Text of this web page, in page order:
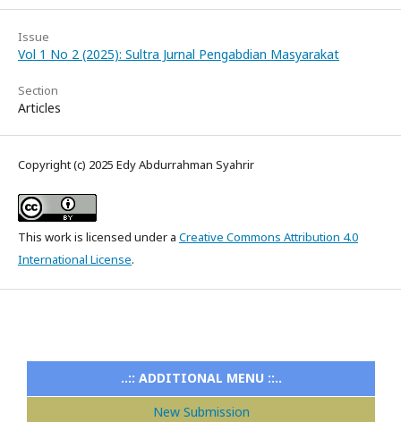
Issue
Vol 1 No 2 (2025): Sultra Jurnal Pengabdian Masyarakat
Section
Articles
Copyright (c) 2025 Edy Abdurrahman Syahrir
This work is licensed under a Creative Commons Attribution 4.0
International License.
..:: ADDITIONAL MENU ::..
New Submission